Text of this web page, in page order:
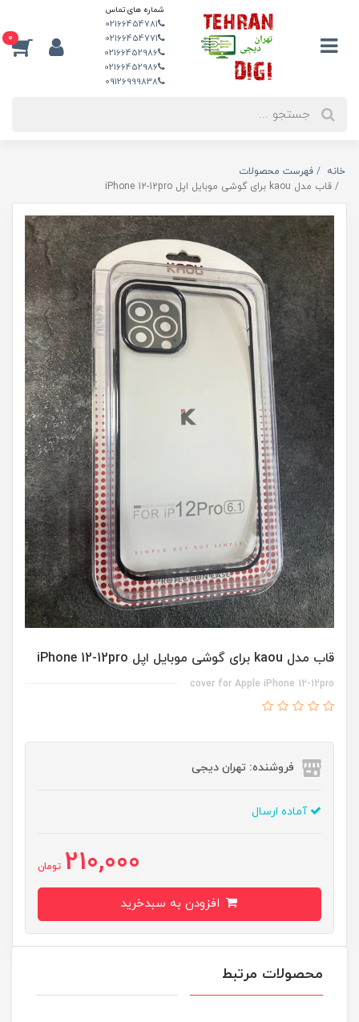
شماره های تماس
02166454781
02166454771
02166452986
02166452986
09126999838
0
خانه
فهرست محصولات
قاب مدل kaou برای گوشی موبایل اپل iPhone 12-12pro
قاب مدل kaou برای گوشی موبایل اپل iPhone 12-12pro
cover for Apple iPhone 12-12pro
فروشنده: تهران دیجی
آماده ارسال
210,000 تومان
محصولات مرتبط